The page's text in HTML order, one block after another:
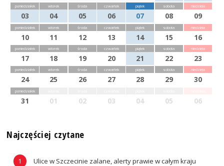
poniedziałek
03
wtorek
04
środa
05
czwartek
06
piątek
07
sobota
08
niedziela
09
poniedziałek
10
wtorek
11
środa
12
czwartek
13
piątek
14
sobota
15
niedziela
16
poniedziałek
17
wtorek
18
środa
19
czwartek
20
piątek
21
sobota
22
niedziela
23
poniedziałek
24
wtorek
25
środa
26
czwartek
27
piątek
28
sobota
29
niedziela
30
poniedziałek
31 01 02 03 04 05 06
Najczęściej czytane
Ulice w Szczecinie zalane, alerty prawie w całym kraju